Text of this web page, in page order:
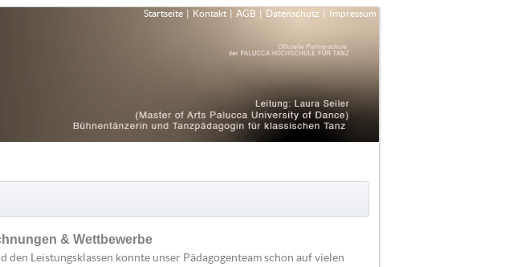
Startseite | Kontakt | AGB | Datenschutz | Impressum
& Wettbewerbe
Leistungsklassen konnte unser Pädagogenteam schon auf vielen